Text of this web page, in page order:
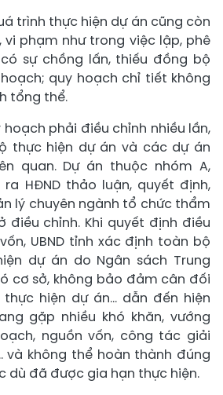
trình thực hiện dự án cũng còn
vi phạm như trong việc lập, phê
sự chồng lấn, thiếu đồng bộ
quy hoạch chỉ tiết không
tổng thể.
phải điều chỉnh nhiều lần,
thực hiện dự án và các dự án
quan. Dự án thuộc nhóm A,
HĐND thảo luận, quyết định,
lý chuyên ngành tổ chức thẩm
điều chỉnh. Khi quyết định điều
UBND tỉnh xác định toàn bộ
dự án do Ngân sách Trung
cơ sở, không bảo đảm cân đối
hiện dự án... dẫn đến hiện
gặp nhiều khó khăn, vướng
nguồn vốn, công tác giải
và không thể hoàn thành đúng
dù đã được gia hạn thực hiện.